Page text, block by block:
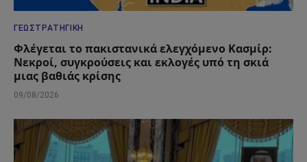
ΓΕΩΣΤΡΑΤΗΓΙΚΉ
Φλέγεται το πακιστανικά ελεγχόμενο Κασμίρ:
Νεκροί, συγκρούσεις και εκλογές υπό τη σκιά
μιας βαθιάς κρίσης
09/08/2026